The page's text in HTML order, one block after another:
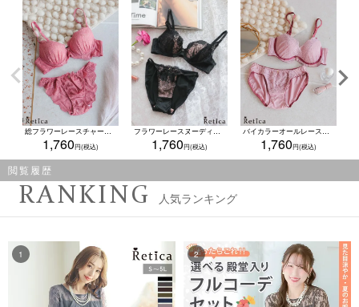
総フラワーレースチャーム付きカップブラジャー＆ショーツセット(A～F/65～80)
1,760
フラワーレースヌーディーカラーブラジャー＆ショーツ2点セット(A～F/65～80)
1,760
バイカラーオールレース脇高ブラジャー＆ショーツ2点セット(A~F,65~80)
1,760
閲覧履歴
RANKING 人気ランキング